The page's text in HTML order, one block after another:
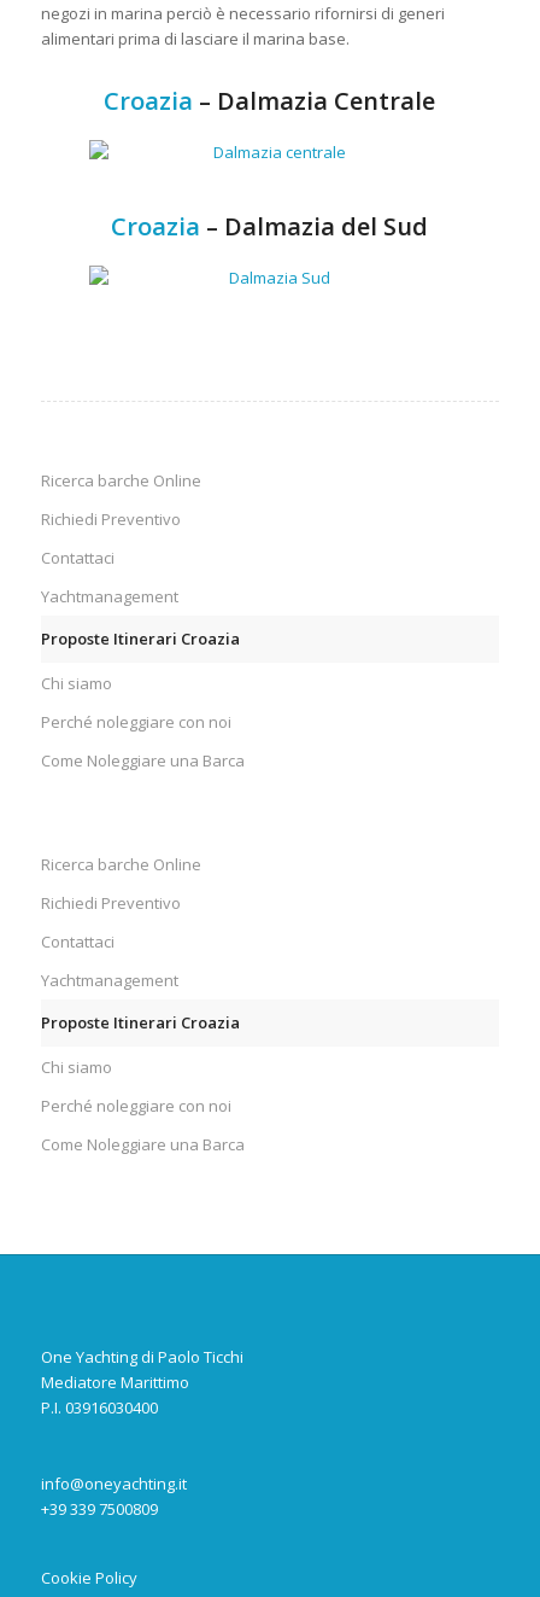
negozi in marina perciò è necessario rifornirsi di generi
alimentari prima di lasciare il marina base.
Croazia – Dalmazia Centrale
Croazia – Dalmazia del Sud
Ricerca barche Online
Richiedi Preventivo
Contattaci
Yachtmanagement
Proposte Itinerari Croazia
Chi siamo
Perché noleggiare con noi
Come Noleggiare una Barca
Ricerca barche Online
Richiedi Preventivo
Contattaci
Yachtmanagement
Proposte Itinerari Croazia
Chi siamo
Perché noleggiare con noi
Come Noleggiare una Barca
One Yachting di Paolo Ticchi
Mediatore Marittimo
P.I. 03916030400
info@oneyachting.it
+39 339 7500809
Cookie Policy